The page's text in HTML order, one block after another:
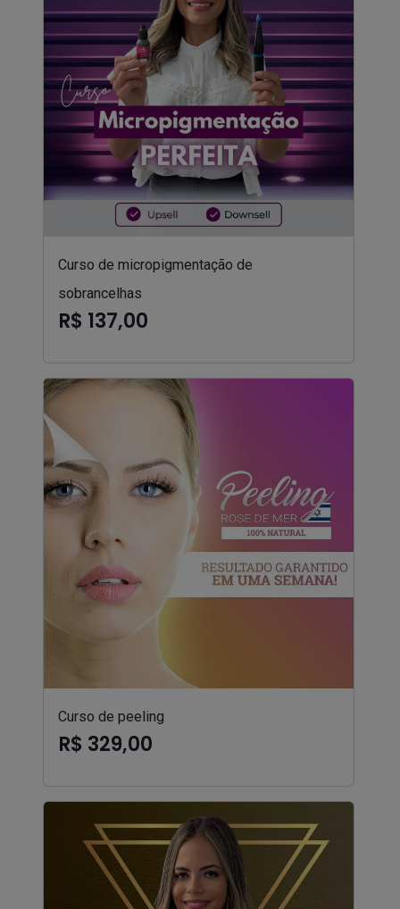
Curso de micropigmentação de
sobrancelhas
R$ 137,00
Curso de peeling
R$ 329,00